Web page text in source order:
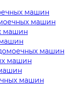
машин
машин
машин
машин
машин
машин